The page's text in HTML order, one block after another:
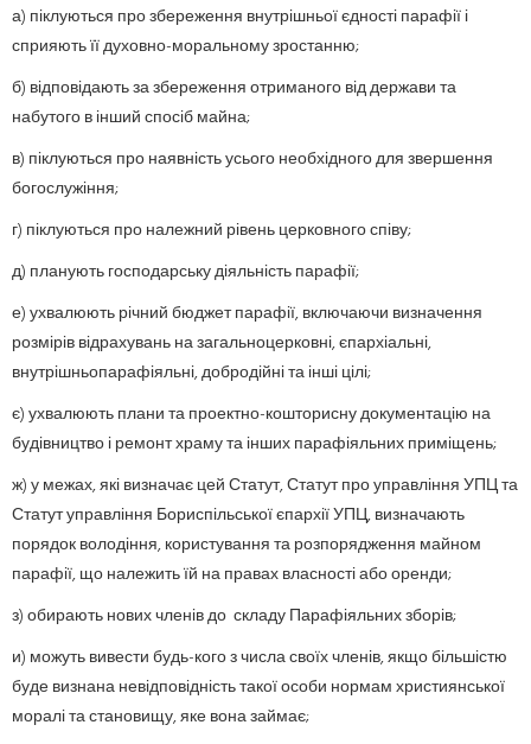
а) піклуються про збереження внутрішньої єдності парафії і
сприяють її духовно-моральному зростанню;
б) відповідають за збереження отриманого від держави та
набутого в інший спосіб майна;
в) піклуються про наявність усього необхідного для звершення
богослужіння;
г) піклуються про належний рівень церковного співу;
д) планують господарську діяльність парафії;
е) ухвалюють річний бюджет парафії, включаючи визначення
розмірів відрахувань на загальноцерковні, єпархіальні,
внутрішньопарафіяльні, добродійні та інші цілі;
є) ухвалюють плани та проектно-кошторисну документацію на
будівництво і ремонт храму та інших парафіяльних приміщень;
ж) у межах, які визначає цей Статут, Статут про управління УПЦ та
Статут управління Бориспільської єпархії УПЦ, визначають
порядок володіння, користування та розпорядження майном
парафії, що належить їй на правах власності або оренди;
з) обирають нових членів до складу Парафіяльних зборів;
и) можуть вивести будь-кого з числа своїх членів, якщо більшістю
буде визнана невідповідність такої особи нормам християнської
моралі та становищу, яке вона займає;